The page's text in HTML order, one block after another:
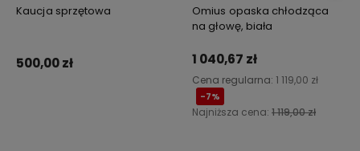
Kaucja sprzętowa
500,00 zł
Omius opaska chłodząca
na głowę, biała
1 040,67 zł
Cena regularna: 1 119,00 zł
-7%
Najniższa cena: 1 119,00 zł